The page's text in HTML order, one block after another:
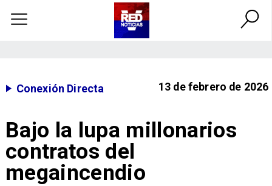
Conexión Directa 13 de febrero de 2026
Bajo la lupa millonarios
contratos del
megaincendio